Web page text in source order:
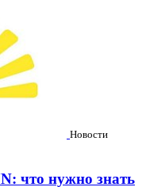
Новости
что нужно знать